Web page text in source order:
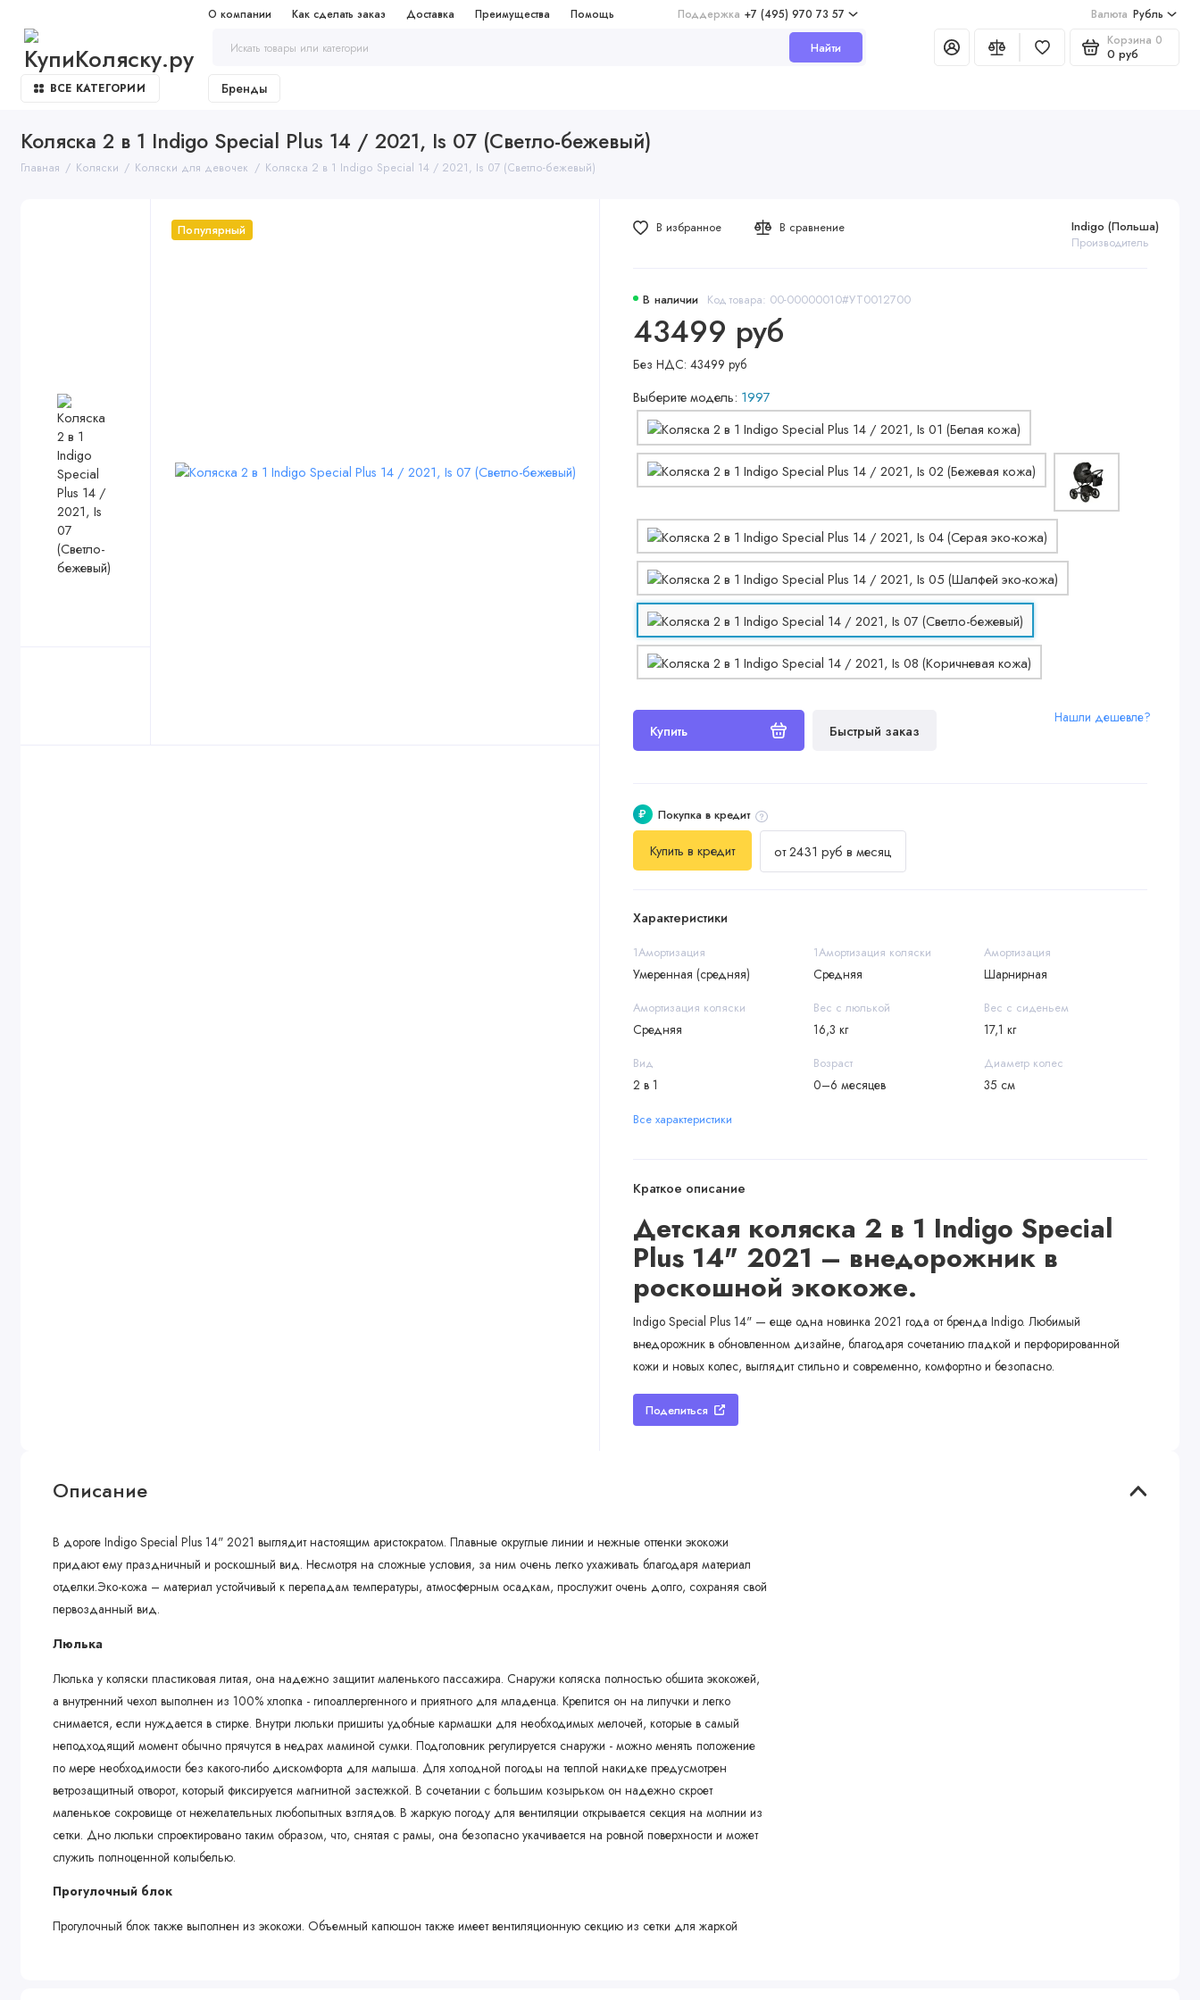
О компании Как сделать заказ Доставка Преимущества Помощь Поддержка +7 (495) 970 73 57 Валюта Рубль
Найти Корзина 0
0 руб
ВСЕ КАТЕГОРИИ Бренды
Коляска 2 в 1 Indigo Special Plus 14 / 2021, Is 07 (Светло-бежевый)
Главная Коляски Коляски для девочек Коляска 2 в 1 Indigo Special 14 / 2021, Is 07 (Светло-бежевый)
Популярный
В наличии Код товара: 00-00000010#УТ0012700
Indigo (Польша)
Производитель
43499 руб
Без НДС: 43499 руб
Выберите модель: 1997
Купить Быстрый заказ
Нашли дешевле?
В избранное В сравнение
₽ Покупка в кредит
Купить в кредит от 2431 руб в месяц
Характеристики
1Амортизация
Умеренная (средняя)
1Амортизация коляски
Средняя
Амортизация
Шарнирная
Амортизация коляски
Средняя
Вес с люлькой
16,3 кг
Вес с сиденьем
17,1 кг
Вид
2 в 1
Возраст
0–6 месяцев
Диаметр колес
35 см
Все характеристики
Краткое описание
Детская коляска 2 в 1 Indigo Special
Plus 14" 2021 – внедорожник в
роскошной экокоже.
Indigo Special Plus 14" — еще одна новинка 2021 года от бренда Indigo. Любимый
внедорожник в обновленном дизайне, благодаря сочетанию гладкой и перфорированной
кожи и новых колес, выглядит стильно и современно, комфортно и безопасно.
Поделиться
Описание
В дороге Indigo Special Plus 14" 2021 выглядит настоящим аристократом. Плавные округлые линии и нежные оттенки экокожи
придают ему праздничный и роскошный вид. Несмотря на сложные условия, за ним очень легко ухаживать благодаря материал
отделки.Эко-кожа – материал устойчивый к перепадам температуры, атмосферным осадкам, прослужит очень долго, сохраняя свой
первозданный вид.
Люлька
Люлька у коляски пластиковая литая, она надежно защитит маленького пассажира. Снаружи коляска полностью обшита экокожей,
а внутренний чехол выполнен из 100% хлопка - гипоаллергенного и приятного для младенца. Крепится он на липучки и легко
снимается, если нуждается в стирке. Внутри люльки пришиты удобные кармашки для необходимых мелочей, которые в самый
неподходящий момент обычно прячутся в недрах маминой сумки. Подголовник регулируется снаружи - можно менять положение
по мере необходимости без какого-либо дискомфорта для малыша. Для холодной погоды на теплой накидке предусмотрен
ветрозащитный отворот, который фиксируется магнитной застежкой. В сочетании с большим козырьком он надежно скроет
маленькое сокровище от нежелательных любопытных взглядов. В жаркую погоду для вентиляции открывается секция на молнии из
сетки. Дно люльки спроектировано таким образом, что, снятая с рамы, она безопасно укачивается на ровной поверхности и может
служить полноценной колыбелью.
Прогулочный блок
Прогулочный блок также выполнен из экокожи. Объемный капюшон также имеет вентиляционную секцию из сетки для жаркой